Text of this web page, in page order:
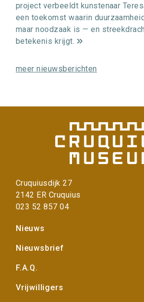
project verbeeldt kunstenaar
een toekomst waarin
maar noodzaak is — en
betekenis krijgt.
e
n
o
r
m
e
meer nieuwsberichten
Cruquiusdijk 27
2142 ER Cruquius
023 52 857 04
Voet
Nieuws
Nieuwsbrief
F.A.Q.
Vrijwilligers